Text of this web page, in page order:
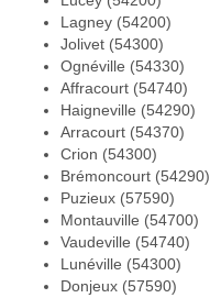
Lagney (54200)
Jolivet (54300)
Ognéville (54330)
Affracourt (54740)
Haigneville (54290)
Arracourt (54370)
Crion (54300)
Brémoncourt (54290)
Puzieux (57590)
Montauville (54700)
Vaudeville (54740)
Lunéville (54300)
Donjeux (57590)